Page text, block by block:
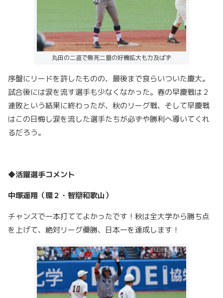
丸田の二盗で無死二塁の好機拡大も力及ばず
序盤にリードを許したものの、最後まで食らいついた慶大。
試合後には涙を流す選手も少なくなかった。春の早慶戦は２
連敗という結果に終わったが、秋のリーグ戦、そして早慶戦
はこの日悔し涙を流した選手たちが必ずや勝利へ導いてくれ
るだろう。
◆活躍選手コメント
中塚遥翔（環２・智辯和歌山）
チャンスで一本打ててよかったです！秋は全大学から勝ち点
を上げて、絶対リーグ優勝、日本一を達成します！